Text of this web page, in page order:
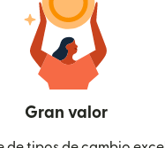
Gran valor